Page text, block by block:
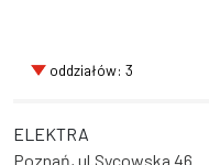
oddziałów: 3
ELEKTRA
Poznań, ul.Sycowska 46